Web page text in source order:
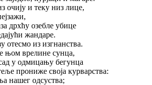
очију и теку низ лице,
дрхћу озебле убице
жандаре.
из изгнанства.
њом врелине сунца,
у одмицању бегунца
прониже своја курварства:
нашег одсуства;